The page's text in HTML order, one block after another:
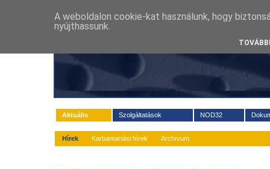
Aktuális Szolgáltatások NOD32
Hírek Karbantartási hírek Archívum
A weboldalon cookie-kat használunk, hogy
nyújthassunk.